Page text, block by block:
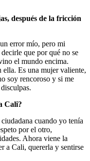
después de la fricción
error mío, pero mi
que por qué no se
el mundo encima.
Es una mujer valiente,
soy rencoroso y si me
Cali?
cuando yo tenía
por el otro,
Ahora viene la
a Cali, quererla y sentirse